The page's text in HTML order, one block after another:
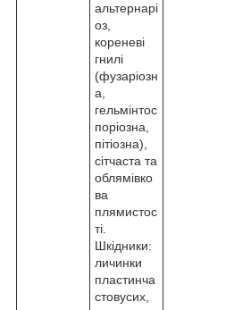
альтернарі
оз,
кореневі
гнилі
(фузаріозн
а,
гельмінтос
поріозна,
пітіозна),
сітчаста та
облямівко
ва
плямистос
ті.
Шкідники:
личинки
пластинча
стовусих,